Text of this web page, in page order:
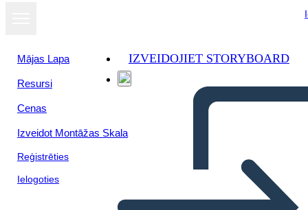
Mājas Lapa
Resursi
Cenas
Izveidot Montāžas Skala
Reģistrēties
Ielogoties
IZVEIDOJIET STORYBOARD